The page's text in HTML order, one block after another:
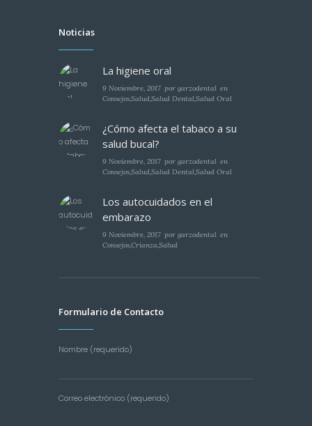
Noticias
La higiene oral
9 Noviembre, 2017 porgarzodental en
Consejos,Salud,Salud Dental,Salud Oral
¿Cómo afecta el tabaco a su
salud bucal?
9 Noviembre, 2017 porgarzodental en
Consejos,Salud,Salud Dental,Salud Oral
Los autocuidados en el
embarazo
9 Noviembre, 2017 porgarzodental en
Consejos,Crianza,Salud
Formulario de Contacto
Nombre (requerido)
Correo electrónico (requerido)